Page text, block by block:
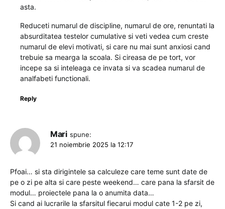
asta.
Reduceti numarul de discipline, numarul de ore, renuntati la
absurditatea testelor cumulative si veti vedea cum creste
numarul de elevi motivati, si care nu mai sunt anxiosi cand
trebuie sa mearga la scoala. Si cireasa de pe tort, vor
incepe sa si inteleaga ce invata si va scadea numarul de
analfabeti functionali.
Reply
Mari spune:
21 noiembrie 2025 la 12:17
Pfoai… si sta dirigintele sa calculeze care teme sunt date de
pe o zi pe alta si care peste weekend… care pana la sfarsit de
modul… proiectele pana la o anumita data…
Si cand ai lucrarile la sfarsitul fiecarui modul cate 1-2 pe zi,